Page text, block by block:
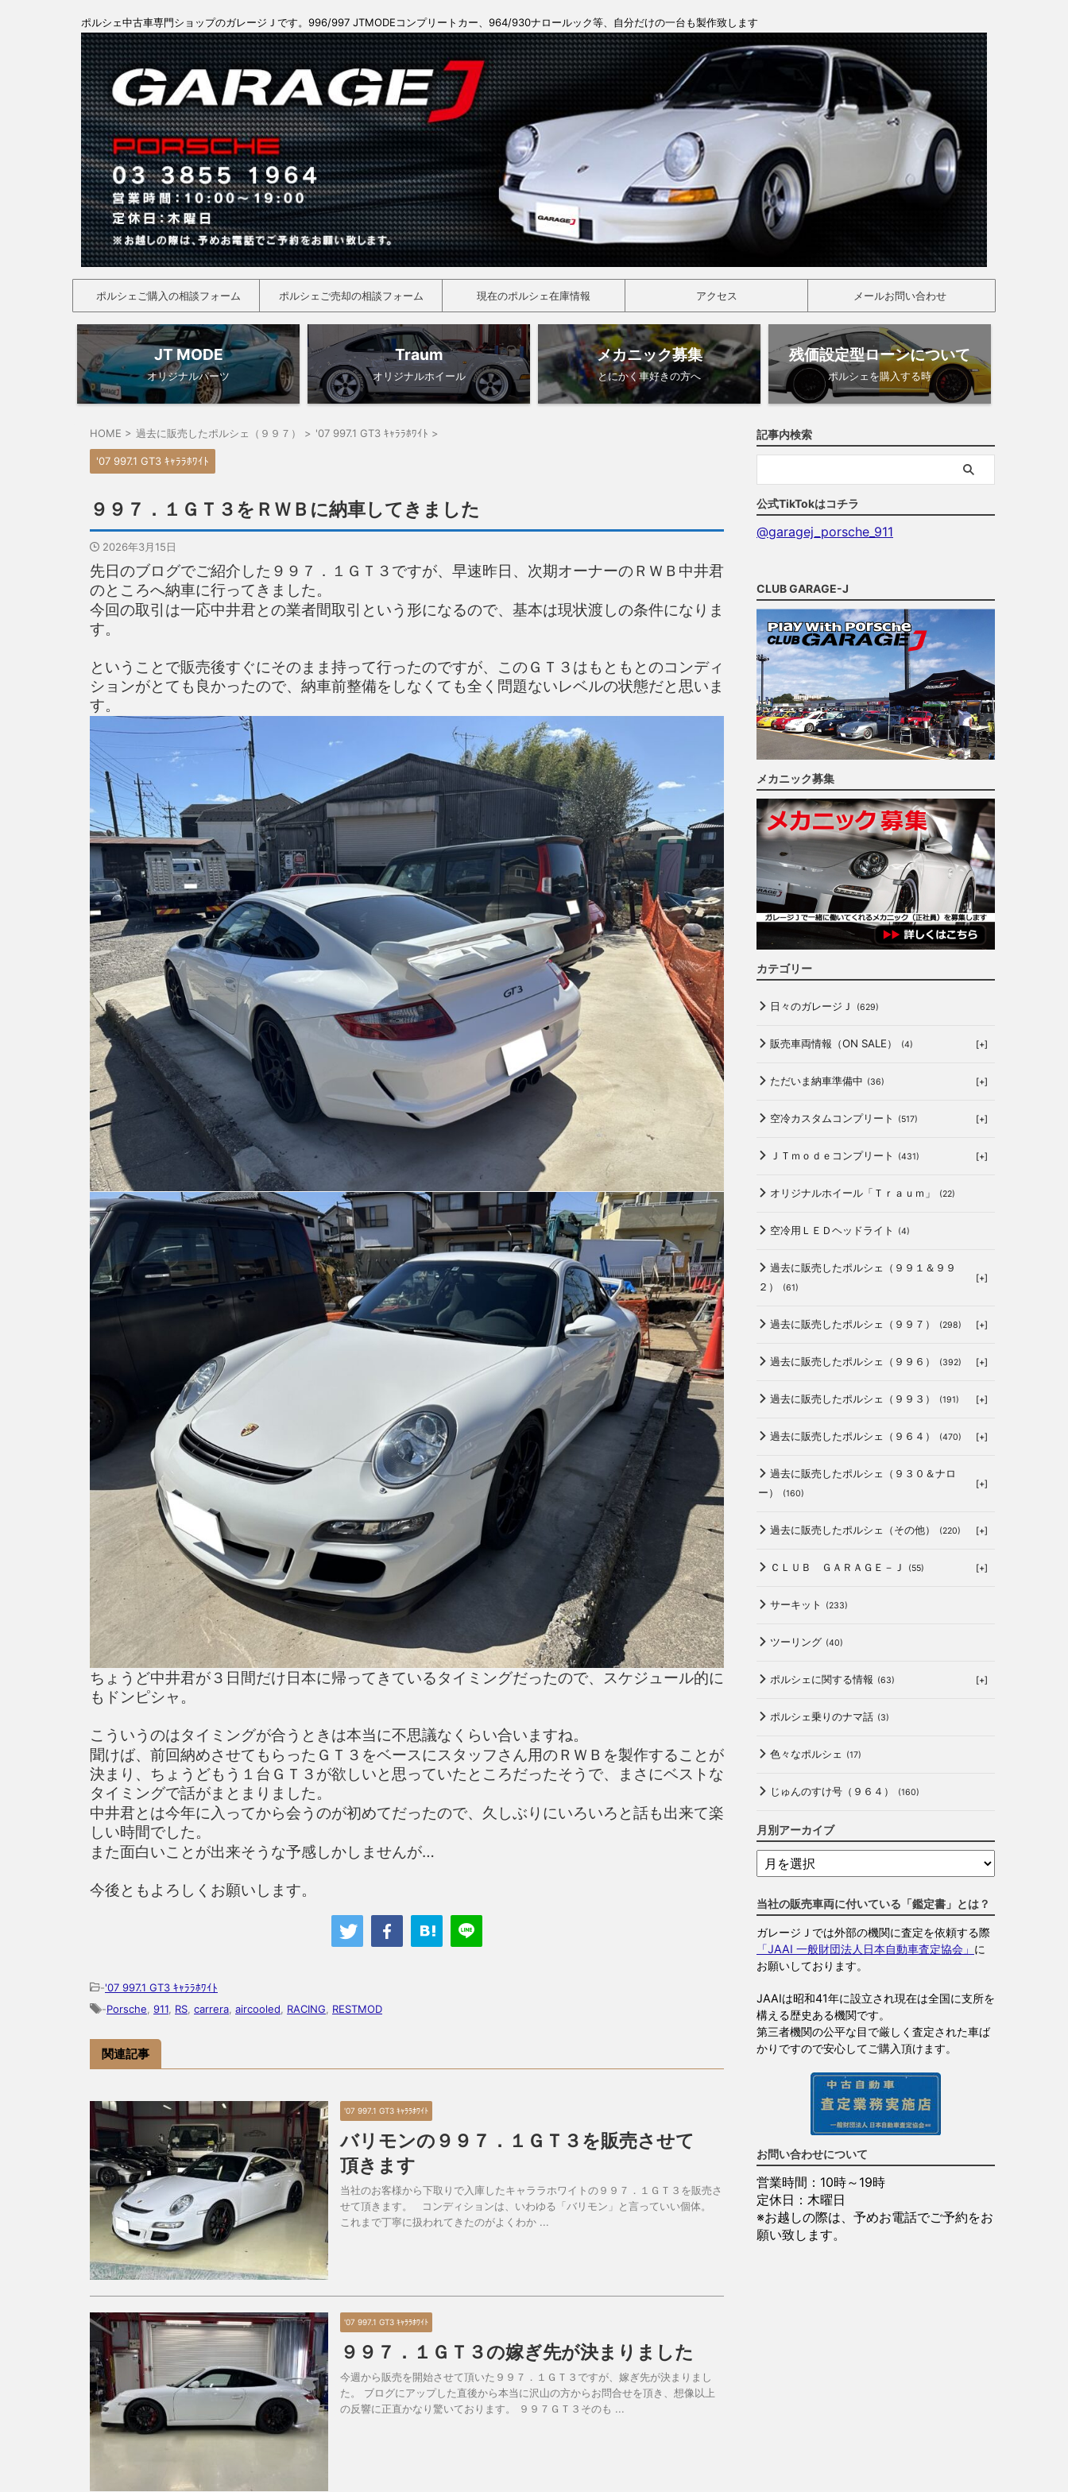
ポルシェ中古車専門ショップのガレージＪです。996/997 JTMODEコンプリートカー、964/930ナロールック等、自分だけの一台も製作致します
ポルシェご購入の相談フォーム ポルシェご売却の相談フォーム 現在のポルシェ在庫情報 アクセス メールお問い合わせ
JT MODE
オリジナルパーツ
Traum
オリジナルホイール
メカニック募集
とにかく車好きの方へ
残価設定型ローンについて
ポルシェを購入する時
HOME > 過去に販売したポルシェ（９９７） > '07 997.1 GT3 ｷｬﾗﾗﾎﾜｲﾄ >
'07 997.1 GT3 ｷｬﾗﾗﾎﾜｲﾄ
９９７．１ＧＴ３をＲＷＢに納車してきました
2026年3月15日
先日のブログでご紹介した９９７．１ＧＴ３ですが、早速昨日、次期オーナーのＲＷＢ中井君
のところへ納車に行ってきました。
今回の取引は一応中井君との業者間取引という形になるので、基本は現状渡しの条件になりま
す。
ということで販売後すぐにそのまま持って行ったのですが、このＧＴ３はもともとのコンディ
ションがとても良かったので、納車前整備をしなくても全く問題ないレベルの状態だと思いま
す。
ちょうど中井君が３日間だけ日本に帰ってきているタイミングだったので、スケジュール的に
もドンピシャ。
こういうのはタイミングが合うときは本当に不思議なくらい合いますね。
聞けば、前回納めさせてもらったＧＴ３をベースにスタッフさん用のＲＷＢを製作することが
決まり、ちょうどもう１台ＧＴ３が欲しいと思っていたところだったそうで、まさにベストな
タイミングで話がまとまりました。
中井君とは今年に入ってから会うのが初めてだったので、久しぶりにいろいろと話も出来て楽
しい時間でした。
また面白いことが出来そうな予感しかしませんが…
今後ともよろしくお願いします。
-'07 997.1 GT3 ｷｬﾗﾗﾎﾜｲﾄ
-Porsche, 911, RS, carrera, aircooled, RACING, RESTMOD
関連記事
'07 997.1 GT3 ｷｬﾗﾗﾎﾜｲﾄ
バリモンの９９７．１ＧＴ３を販売させて
頂きます
当社のお客様から下取りで入庫したキャララホワイトの９９７．１ＧＴ３を販売さ
せて頂きます。 コンディションは、いわゆる「バリモン」と言っていい個体。
これまで丁寧に扱われてきたのがよくわか ...
'07 997.1 GT3 ｷｬﾗﾗﾎﾜｲﾄ
９９７．１ＧＴ３の嫁ぎ先が決まりました
今週から販売を開始させて頂いた９９７．１ＧＴ３ですが、嫁ぎ先が決まりまし
た。 ブログにアップした直後から本当に沢山の方からお問合せを頂き、想像以上
の反響に正直かなり驚いております。 ９９７ＧＴ３そのも ...
記事内検索
公式TikTokはコチラ
@garagej_porsche_911
CLUB GARAGE-J
メカニック募集
カテゴリー
日々のガレージＪ (629)
販売車両情報（ON SALE） (4) [+]
ただいま納車準備中 (36) [+]
空冷カスタムコンプリート (517) [+]
ＪＴｍｏｄｅコンプリート (431) [+]
オリジナルホイール「Ｔｒａｕｍ」 (22)
空冷用ＬＥＤヘッドライト (4)
過去に販売したポルシェ（９９１＆９９
２）
(61)
[+]
過去に販売したポルシェ（９９７） (298) [+]
過去に販売したポルシェ（９９６） (392) [+]
過去に販売したポルシェ（９９３） (191) [+]
過去に販売したポルシェ（９６４） (470) [+]
過去に販売したポルシェ（９３０＆ナロ
ー）
(160)
[+]
過去に販売したポルシェ（その他） (220) [+]
ＣＬＵＢ ＧＡＲＡＧＥ－Ｊ (55) [+]
サーキット (233)
ツーリング (40)
ポルシェに関する情報 (63) [+]
ポルシェ乗りのナマ話 (3)
色々なポルシェ (17)
じゅんのすけ号（９６４） (160)
月別アーカイブ
当社の販売車両に付いている「鑑定書」とは？
ガレージＪでは外部の機関に査定を依頼する際
「JAAI 一般財団法人日本自動車査定協会」 に
お願いしております。
JAAIは昭和41年に設立され現在は全国に支所を
構える歴史ある機関です。
第三者機関の公平な目で厳しく査定された車ば
かりですので安心してご購入頂けます。
お問い合わせについて
営業時間：10時～19時
定休日：木曜日
※お越しの際は、予めお電話でご予約をお
願い致します。